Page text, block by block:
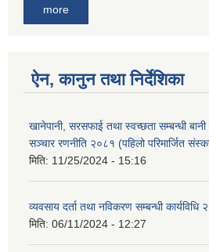
more
ऐन, कानुन तथा निर्देशिका
खानेपानी, सरसफाई तथा स्वच्छता सम्बन्धी बानी
सञ्चार रणनीति २०८१ (पहिलो परिमार्जित
मिति: 11/25/2024 - 15:16
व्यवसाय दर्ता तथा नविकरण सम्बन्धी कार्यविधि
मिति: 06/11/2024 - 12:27